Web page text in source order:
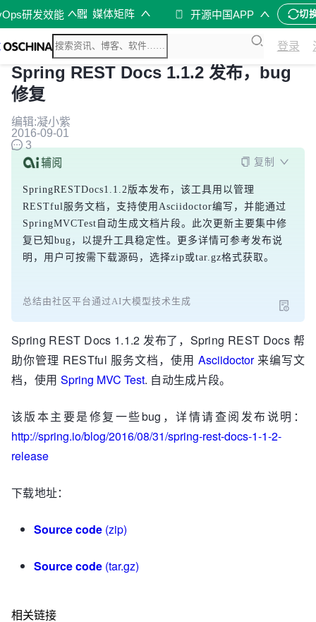
研发效能 媒体矩阵 开源中国APP 切
登录
Spring REST Docs 1.1.2 发布，bug
修复
编辑:凝小紫
2016-09-01
3
复制
SpringRESTDocs1.1.2版本发布，该工具用以管理
RESTful服务文档，支持使用Asciidoctor编写，并能通过
SpringMVCTest自动生成文档片段。此次更新主要集中修
复已知bug，以提升工具稳定性。更多详情可参考发布说
明，用户可按需下载源码，选择zip或tar.gz格式获取。
总结由社区平台通过AI大模型技术生成
Spring REST Docs 1.1.2 发布了，Spring REST Docs 帮
助你管理 RESTful 服务文档，使用 Asciidoctor来编写文
档，使用 Spring MVC Test. 自动生成片段。
该版本主要是修复一些bug，详情请查阅发布说明：
http://spring.io/blog/2016/08/31/spring-rest-docs-1-1-2-
release
下载地址：
Source code (zip)
Source code (tar.gz)
相关链接